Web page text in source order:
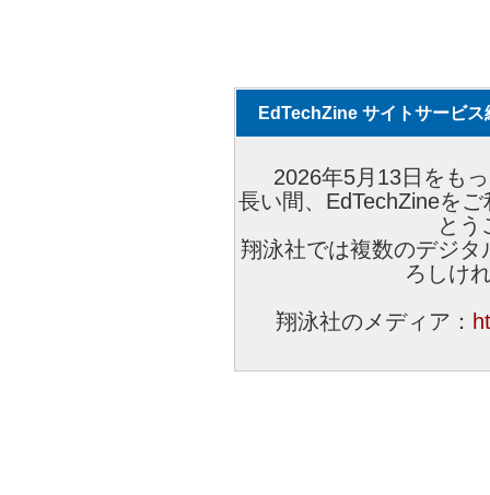
EdTechZine サイトサービス
2026年5月13日をも
長い間、EdTechZineを
とう
翔泳社では複数のデジ
ろしけ
翔泳社のメディア：